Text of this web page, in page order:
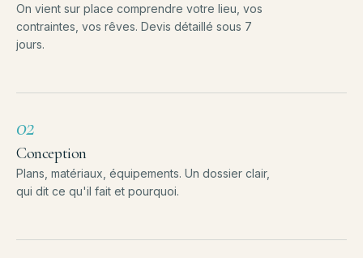
On vient sur place comprendre votre lieu, vos
contraintes, vos rêves. Devis détaillé sous 7
jours.
02
Conception
Plans, matériaux, équipements. Un dossier clair,
qui dit ce qu'il fait et pourquoi.